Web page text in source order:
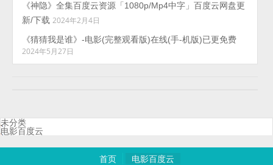
《神隐》全集百度云资源「1080p/Mp4中字」百度云网盘更
新/下载 2024年2月4日
《猜猜我是谁》-电影(完整观看版)在线(手-机版)已更免费
2024年5月27日
未分类
电影百度云
首页 电影百度云